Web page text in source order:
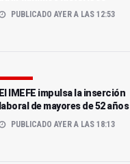
PUBLICADO AYER A LAS 12:53
El IMEFE impulsa la inserción
laboral de mayores de 52 años
PUBLICADO AYER A LAS 18:13